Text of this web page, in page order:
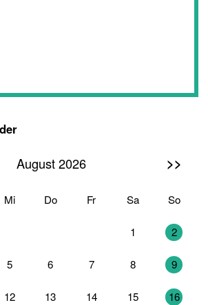
August 2026 >>
Mi Do Fr Sa So
1 2
5 6 7 8 9
12 13 14 15 16